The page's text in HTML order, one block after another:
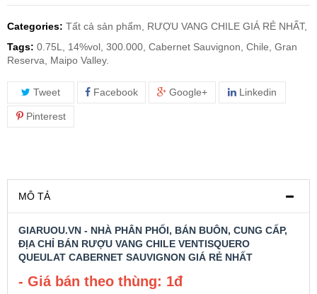
RƯỢU COGNAC
RƯỢU VANG ĐÀ LẠT
TRỐNG RƯỢU
Rượu Vang Argentina
Categories: Tất cả sản phẩm,
RƯỢU VANG CHILE GIÁ RẺ NHẤT,
Tags: 0.75L, 14%vol, 300.000, Cabernet Sauvignon, Chile, Gran
Reserva, Maipo Valley.
Tweet Facebook Google+ Linkedin
Pinterest
MÔ TẢ
GIARUOU.VN - NHÀ PHÂN PHỐI, BÁN BUÔN, CUNG CẤP,
ĐỊA CHỈ BÁN RƯỢU VANG CHILE VENTISQUERO
QUEULAT CABERNET SAUVIGNON GIÁ RẺ NHẤT
- Giá bán theo thùng: 1đ